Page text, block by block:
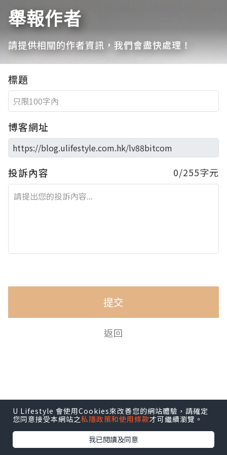
舉報作者
請提供相關的作者資訊，我們會盡快處理！
標題
博客網址
投訴內容 0/255字元
提交
返回
U Lifestyle 會使用Cookies來改善您的網站體驗，請確定
您同意接受本網站之私隱政策和使用條款才可繼續瀏覽。
我已閱讀及同意